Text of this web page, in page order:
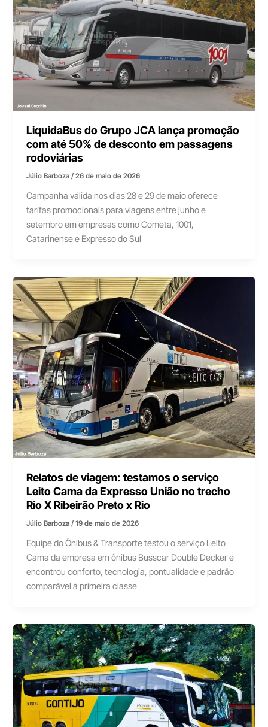
LiquidaBus do Grupo JCA lança promoção
com até 50% de desconto em passagens
rodoviárias
Júlio Barboza/26 de maio de 2026
Campanha válida nos dias 28 e 29 de maio oferece
tarifas promocionais para viagens entre junho e
setembro em empresas como Cometa, 1001,
Catarinense e Expresso do Sul
Relatos de viagem: testamos o serviço
Leito Cama da Expresso União no trecho
Rio X Ribeirão Preto x Rio
Júlio Barboza/19 de maio de 2026
Equipe do Ônibus & Transporte testou o serviço Leito
Cama da empresa em ônibus Busscar Double Decker e
encontrou conforto, tecnologia, pontualidade e padrão
comparável à primeira classe